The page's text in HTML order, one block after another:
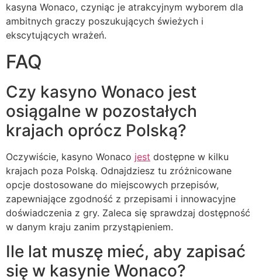
kasyna Wonaco, czyniąc je atrakcyjnym wyborem dla
ambitnych graczy poszukujących świeżych i
ekscytujących wrażeń.
FAQ
Czy kasyno Wonaco jest
osiągalne w pozostałych
krajach oprócz Polską?
Oczywiście, kasyno Wonaco jest dostępne w kilku
krajach poza Polską. Odnajdziesz tu zróżnicowane
opcje dostosowane do miejscowych przepisów,
zapewniające zgodność z przepisami i innowacyjne
doświadczenia z gry. Zaleca się sprawdzaj dostępność
w danym kraju zanim przystąpieniem.
Ile lat muszę mieć, aby zapisać
się w kasynie Wonaco?